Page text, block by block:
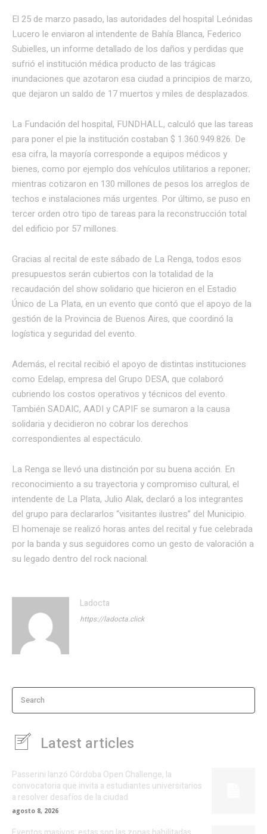
El 25 de marzo pasado, las autoridades del hospital Leónidas
Lucero le enviaron al intendente de Bahía Blanca, Federico
Subielles, un informe detallado de los daños y perdidas que
sufrió el institución médica producto de las trágicas
inundaciones que azotaron esa ciudad a principios de marzo,
que dejaron un saldo de 17 muertos y miles de desplazados.
La Fundación del hospital, FUNDHALL, calculó que las tareas
para poner el pie la institución costaban $ 1.360.949.826. De
esa cifra, la mayoría corresponde a equipos médicos y
bienes, como por ejemplo dos vehículos utilitarios a reponer;
mientras cotizaron en 130 millones de pesos los arreglos de
techos e instalaciones más urgentes. Por último, se puso en
tercer orden otro tipo de tareas para la reconstrucción total
del edificio por 57 millones.
Gracias al recital de este sábado de La Renga, todos esos
presupuestos serán cubiertos con la totalidad de la
recaudación del show solidario que hicieron en el Estadio
Único de La Plata, en un evento que contó que el apoyo de la
gestión de la Provincia de Buenos Aires, que coordinó la
logística y seguridad del evento.
Además, el recital recibió el apoyo de distintas instituciones
como Edelap, empresa del Grupo DESA, que colaboró
cubriendo los costos operativos y técnicos del evento.
También SADAIC, AADI y CAPIF se sumaron a la causa
solidaria y decidieron no cobrar los derechos
correspondientes al espectáculo.
La Renga se llevó una distinción por su buena acción. En
reconocimiento a su trayectoria y compromiso cultural, el
intendente de La Plata, Julio Alak, declaró a los integrantes
del grupo para declararlos “visitantes ilustres” del Municipio.
El homenaje se realizó horas antes del recital y fue celebrada
por la banda y sus seguidores como un gesto de valoración a
su legado dentro del rock nacional.
Ladocta
https://ladocta.click
Search
Latest articles
Passerini lanzó Córdoba Open Challenge, la
convocatoria que invita a estudiantes universitarios
a resolver desafíos de la ciudad
agosto 8, 2026